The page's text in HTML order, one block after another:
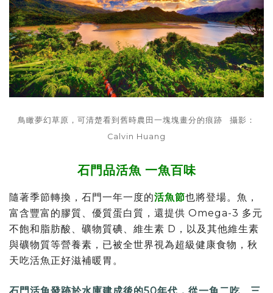
鳥瞰夢幻草原，可清楚看到舊時農田一塊塊畫分的痕跡 攝影：
Calvin Huang
石門品活魚 一魚百味
隨著季節轉換，石門一年一度的活魚節也將登場。魚，
富含豐富的膠質、優質蛋白質，還提供 Omega-3 多元
不飽和脂肪酸、礦物質碘、維生素 D，以及其他維生素
與礦物質等營養素，已被全世界視為超級健康食物，秋
天吃活魚正好滋補暖胃。